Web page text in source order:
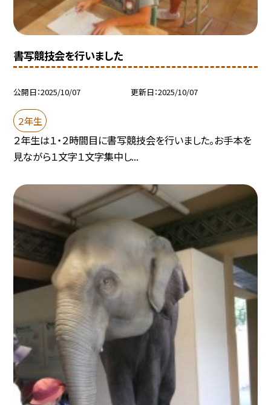
書写競技会を行いました
公開日 2025/10/07 更新日 2025/10/07
２年生
２年生は１・２時間目に書写競技会を行いました。お手本を
見ながら１文字１文字集中し...